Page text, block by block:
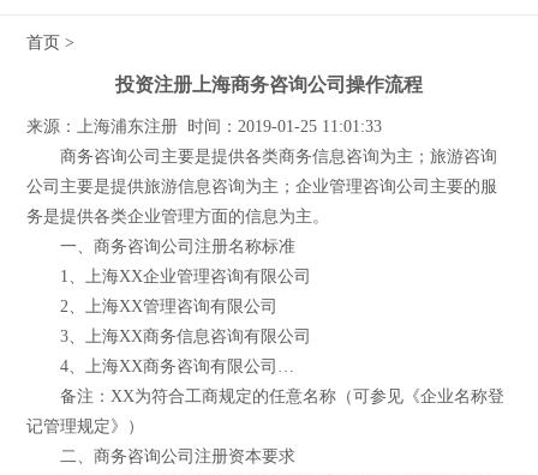
首页 >
投资注册上海商务咨询公司操作流程
来源：上海浦东注册 时间：2019-01-25 11:01:33
商务咨询公司主要是提供各类商务信息咨询为主；旅游咨询
公司主要是提供旅游信息咨询为主；企业管理咨询公司主要的服
务是提供各类企业管理方面的信息为主。
一、商务咨询公司注册名称标准
1、上海XX企业管理咨询有限公司
2、上海XX管理咨询有限公司
3、上海XX商务信息咨询有限公司
4、上海XX商务咨询有限公司…
备注：XX为符合工商规定的任意名称（可参见《企业名称登
记管理规定》）
二、商务咨询公司注册资本要求